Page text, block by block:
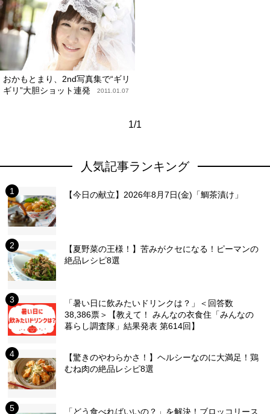
おかもとまり、2nd写真集で“ギリ
ギリ”大胆ショット連発
2011.01.07
1/1
人気記事ランキング
【今日の献立】2026年8月7日(金)「鯛茶漬け」
【夏野菜の王様！】苦みがクセになる！ピーマンの
絶品レシピ8選
「暑い日に飲みたいドリンクは？」＜回答数
38,386票＞【教えて！ みんなの衣食住「みんなの
暮らし調査隊」結果発表 第614回】
【驚きのやわらかさ！】ヘルシーなのに大満足！鶏
むね肉の絶品レシピ8選
「どう食べればいいの？」を解決！ブロッコリース